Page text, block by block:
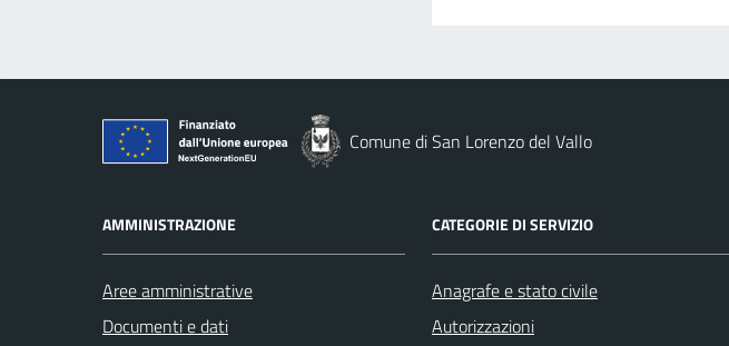
Comune di San Lorenzo del Vallo
AMMINISTRAZIONE
Aree amministrative
Documenti e dati
CATEGORIE DI SERVIZIO
Anagrafe e stato civile
Autorizzazioni